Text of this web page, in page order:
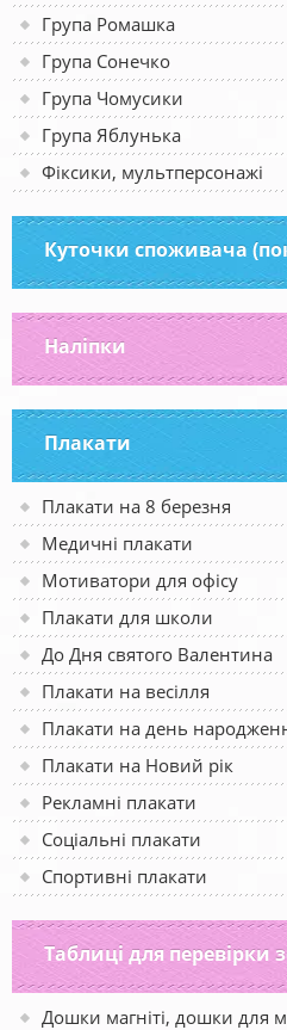
Група Ромашка
Група Сонечко
Група Чомусики
Група Яблунька
Фіксики, мультперсонажі
Куточки споживача
Наліпки
Плакати
Плакати на 8 березня
Медичні плакати
Мотиватори для офісу
Плакати для школи
До Дня святого Валентина
Плакати на весілля
Плакати на день
Плакати на Новий рік
Рекламні плакати
Соціальні плакати
Спортивні плакати
Таблиці для перевірки
Дошки магніті, дошки для